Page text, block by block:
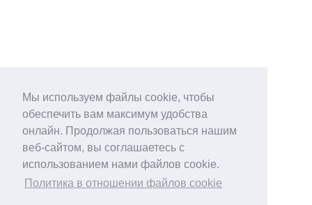
Мы используем файлы cookie, чтобы
обеспечить вам максимум удобства
онлайн. Продолжая пользоваться нашим
веб-сайтом, вы соглашаетесь с
использованием нами файлов cookie.
Политика в отношении файлов cookie